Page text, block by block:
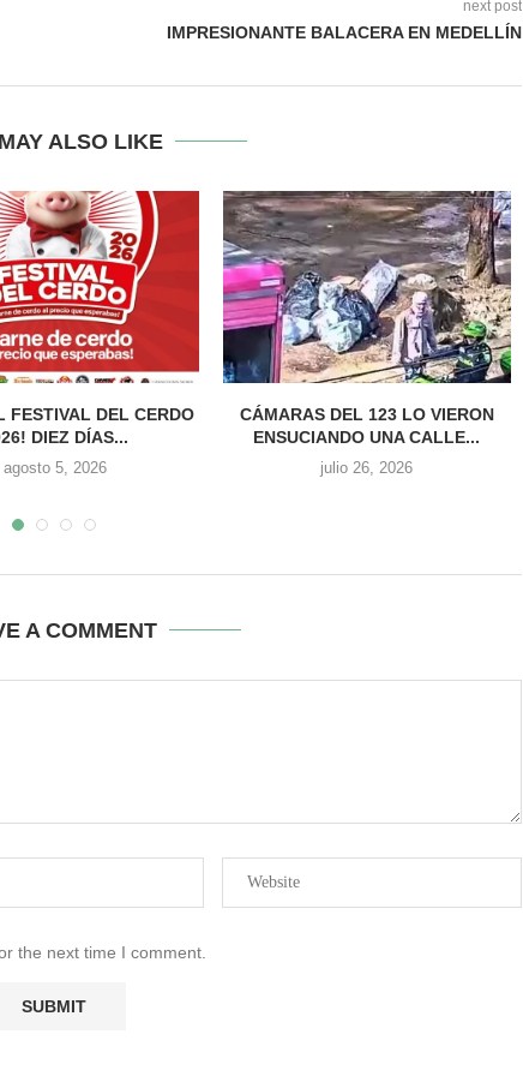
next post
IMPRESIONANTE BALACERA EN MEDELLÍN
ALSO LIKE
FESTIVAL DEL CERDO
DIEZ DÍAS...
agosto 5, 2026
CÁMARAS DEL 123 LO VIERON
ENSUCIANDO UNA CALLE...
julio 26, 2026
A COMMENT
the next time I comment.